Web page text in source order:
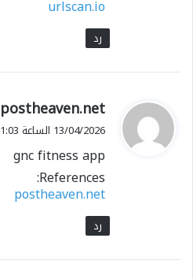
urlscan.io
رد
ي
ق
ل
postheaven.net
13/04/2026 الساعة 01:03
gnc fitness app
References:
postheaven.net
رد